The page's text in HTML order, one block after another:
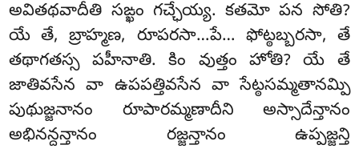
అవితథవాదీతి సఙ్ఖం గచ్ఛేయ్య. కతమో పన సోతి?
యే తే, బ్రాహ్మణ, రూపరసా…పే… ఫోట్ఠబ్బరసా, తే
తథాగతస్స పహీనాతి. కిం వుత్తం హోతి? యే తే
జాతివసేన వా ఉపపత్తివసేన వా సేట్ఠసమ్మతానమ్పి
పుథుజ్జనానం రూపారమ్మణాదీని అస్సాదేన్తానం
అభినన్దన్తానం రజ్జన్తానం ఉప్పజ్జన్తి